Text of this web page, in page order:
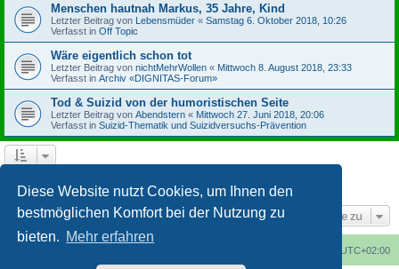
Diese Website nutzt Cookies, um Ihnen den
bestmöglichen Komfort bei der Nutzung zu
bieten. Mehr erfahren
Menschen hautnah Markus, 35 Jahre, Kind
Letzter Beitrag von Lebensmüder « Samstag 6. Oktober 2018, 10:26
Verfasst in Off Topic
Wäre eigentlich schon tot
Letzter Beitrag von nichtMehrWollen « Mittwoch 8. August 2018, 23:33
Verfasst in Archiv «DIGNITAS-Forum»
Tod & Suizid von der humoristischen Seite
Letzter Beitrag von Abendstern « Mittwoch 27. Juni 2018, 20:06
Verfasst in Suizid-Thematik und Suizidversuchs-Prävention
Gehe zu
UTC+02:00